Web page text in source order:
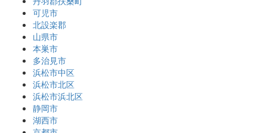
可児市
北設楽郡
山県市
本巣市
多治見市
浜松市中区
浜松市北区
浜松市浜北区
静岡市
湖西市